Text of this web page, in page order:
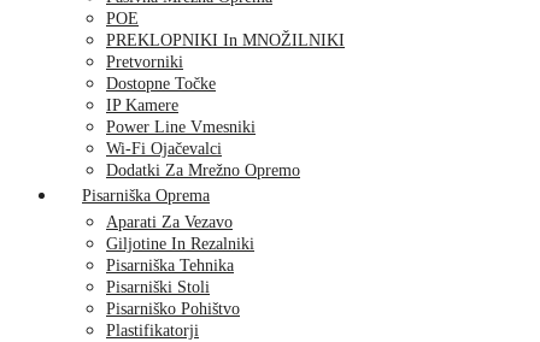
POE
PREKLOPNIKI In MNOŽILNIKI
Pretvorniki
Dostopne Točke
IP Kamere
Power Line Vmesniki
Wi-Fi Ojačevalci
Dodatki Za Mrežno Opremo
Pisarniška Oprema
Aparati Za Vezavo
Giljotine In Rezalniki
Pisarniška Tehnika
Pisarniški Stoli
Pisarniško Pohištvo
Plastifikatorji